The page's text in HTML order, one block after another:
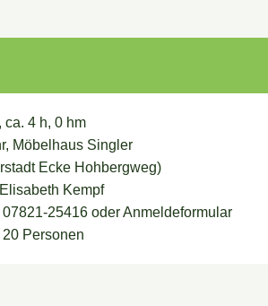
ca. 4 h, 0 hm
Möbelhaus Singler
Ecke Hohbergweg)
Elisabeth Kempf
07821-25416 oder Anmeldeformular
20 Personen